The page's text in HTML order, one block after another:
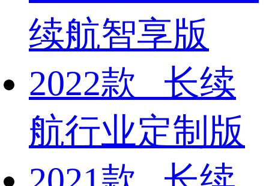
续航智享版
2022款 长续
航行业定制版